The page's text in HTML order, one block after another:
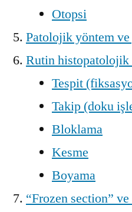
Otopsi
Patolojik yöntem ve
Rutin histopatolojik
Tespit
Takip (doku
Bloklama
Kesme
Boyama
“Frozen section”